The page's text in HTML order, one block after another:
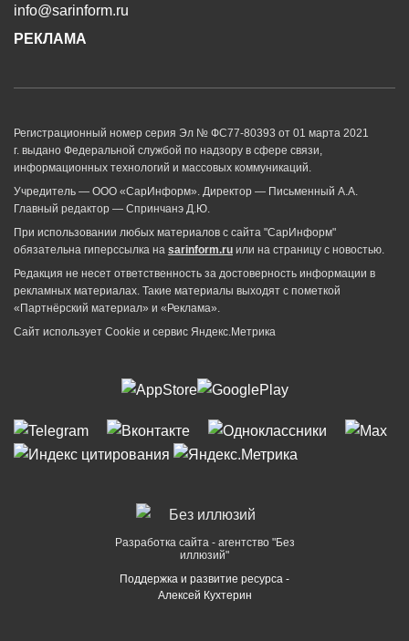
info@sarinform.ru
РЕКЛАМА
Регистрационный номер серия Эл № ФС77-80393 от 01 марта 2021
г. выдано Федеральной службой по надзору в сфере связи,
информационных технологий и массовых коммуникаций.
Учредитель — ООО «СарИнформ». Директор — Письменный А.А.
Главный редактор — Спринчанэ Д.Ю.
При использовании любых материалов с сайта "СарИнформ"
обязательна гиперссылка на sarinform.ru или на страницу с новостью.
Редакция не несет ответственность за достоверность информации в
рекламных материалах. Такие материалы выходят с пометкой
«Партнёрский материал» и «Реклама».
Сайт использует Cookie и сервиc Яндекс.Метрика
Разработка сайта - агентство "Без
иллюзий"
Поддержка и развитие ресурса -
Алексей Кухтерин